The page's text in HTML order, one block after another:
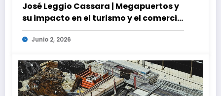
José Leggio Cassara | Megapuertos y
su impacto en el turismo y el comercio
global
Junio 2, 2026